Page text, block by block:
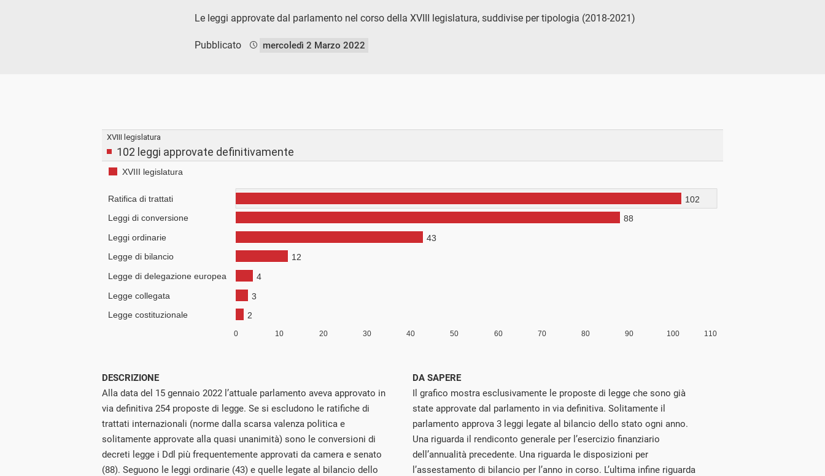
Le leggi approvate dal parlamento nel corso della XVIII legislatura, suddivise per tipologia (2018-2021)
Pubblicato mercoledì 2 Marzo 2022
DESCRIZIONE
Alla data del 15 gennaio 2022 l’attuale parlamento aveva approvato in
via definitiva 254 proposte di legge. Se si escludono le ratifiche di
trattati internazionali (norme dalla scarsa valenza politica e
solitamente approvate alla quasi unanimità) sono le conversioni di
decreti legge i Ddl più frequentemente approvati da camera e senato
(88). Seguono le leggi ordinarie (43) e quelle legate al bilancio dello
DA SAPERE
Il grafico mostra esclusivamente le proposte di legge che sono già
state approvate dal parlamento in via definitiva. Solitamente il
parlamento approva 3 leggi legate al bilancio dello stato ogni anno.
Una riguarda il rendiconto generale per l’esercizio finanziario
dell’annualità precedente. Una riguarda le disposizioni per
l’assestamento di bilancio per l’anno in corso. L’ultima infine riguarda